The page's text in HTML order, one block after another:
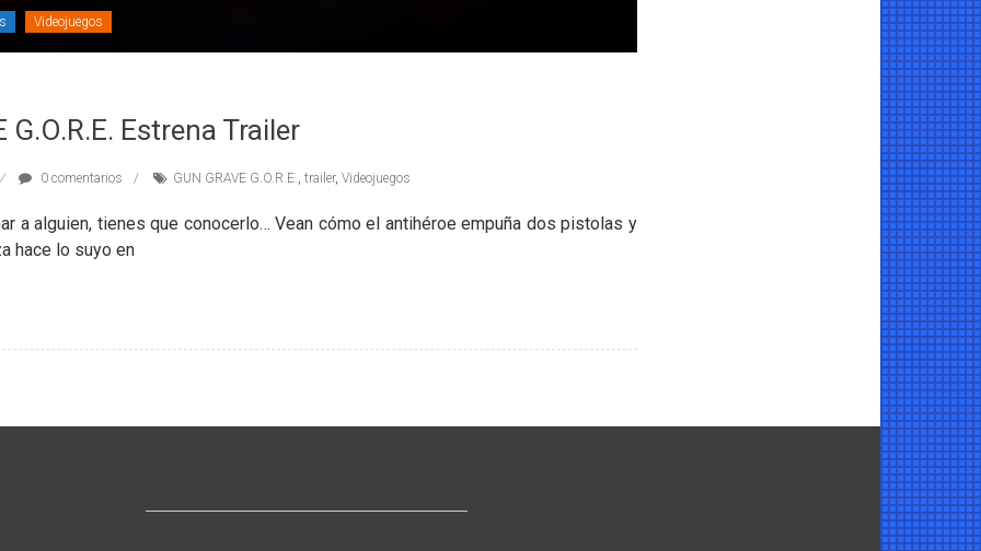
Videojuegos
G.O.R.E. Estrena Trailer
0 comentarios GUN GRAVE G.O.R.E., trailer, Videojuegos
a alguien, tienes que conocerlo… Vean cómo el antihéroe empuña dos pistolas y
hace lo suyo en